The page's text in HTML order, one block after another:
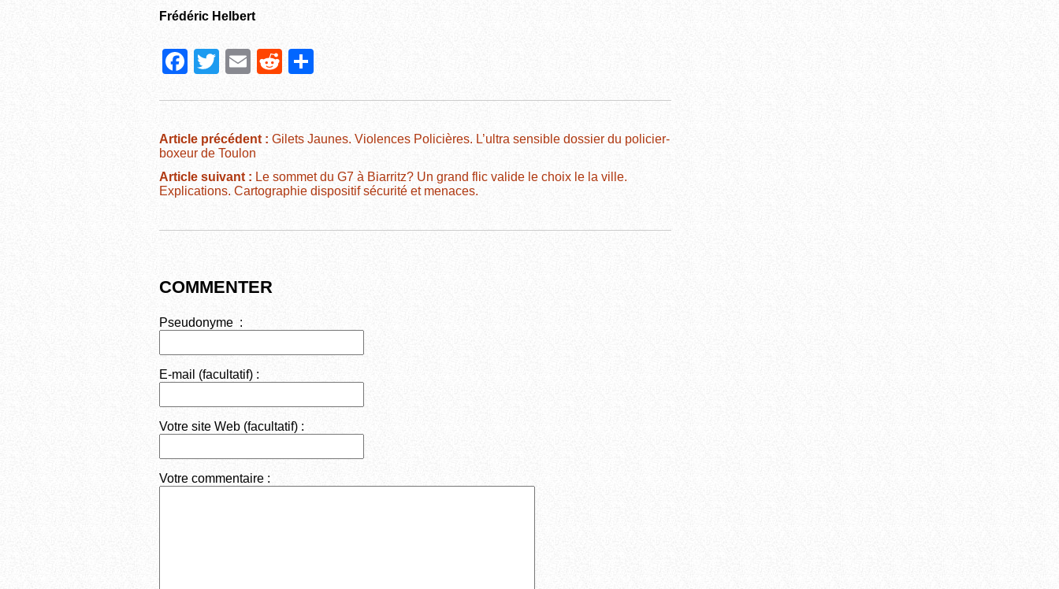
Frédéric Helbert
F
e
b
o
k
T
er
E
R
di g
Article précédent : Gilets Jaunes. Violences Policières. L’ultra sensible dossier du policier-
boxeur de Toulon
Article suivant : Le sommet du G7 à Biarritz? Un grand flic valide le choix le la ville.
Explications. Cartographie dispositif sécurité et menaces.
COMMENTER
Pseudonyme :
E-mail (facultatif) :
Votre site Web (facultatif) :
Votre commentaire :